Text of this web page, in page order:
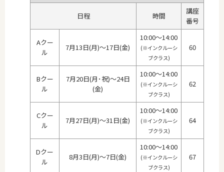
日程 時間
講座
番号
Aクー
ル
7月13日(月)～17日(金)
10:00～14:00
(※インクルーシ
ブクラス)
60
Bクー
ル
7月20日(月･祝)～24日
(金)
10:00～14:00
(※インクルーシ
ブクラス)
62
Cクー
ル
7月27日(月)～31日(金)
10:00～14:00
(※インクルーシ
ブクラス)
64
Dクー
ル
8月3日(月)～7日(金)
10:00～14:00
(※インクルーシ
ブクラス)
67